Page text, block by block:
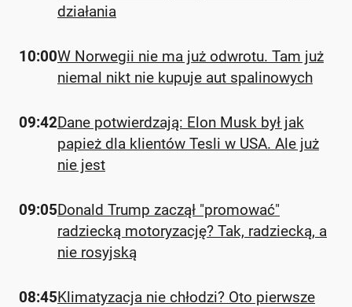
działania
10:00W Norwegii nie ma już odwrotu. Tam już
niemal nikt nie kupuje aut spalinowych
09:42Dane potwierdzają: Elon Musk był jak
papież dla klientów Tesli w USA. Ale już
nie jest
09:05Donald Trump zaczął "promować"
radziecką motoryzację? Tak, radziecką, a
nie rosyjską
08:45Klimatyzacja nie chłodzi? Oto pierwsze